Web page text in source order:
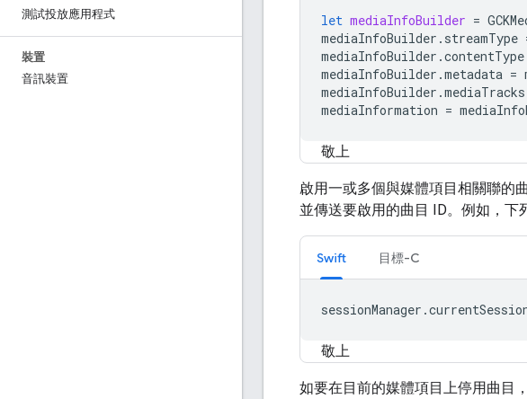
測試投放應用程式
裝置
音訊裝置
let mediaInfoBuilder =
mediaInfoBuilder . streamType
mediaInfoBuilder .contentType
mediaInfoBuilder .metadata =
mediaInfoBuilder .mediaTracks
mediaInformation =
敬上
啟用一或多個與媒體項目相關聯的
並傳送要啟用的曲目 ID。例如，下
Swift 目標-C
sessionManager .
敬上
如要在目前的媒體項目上停用曲目